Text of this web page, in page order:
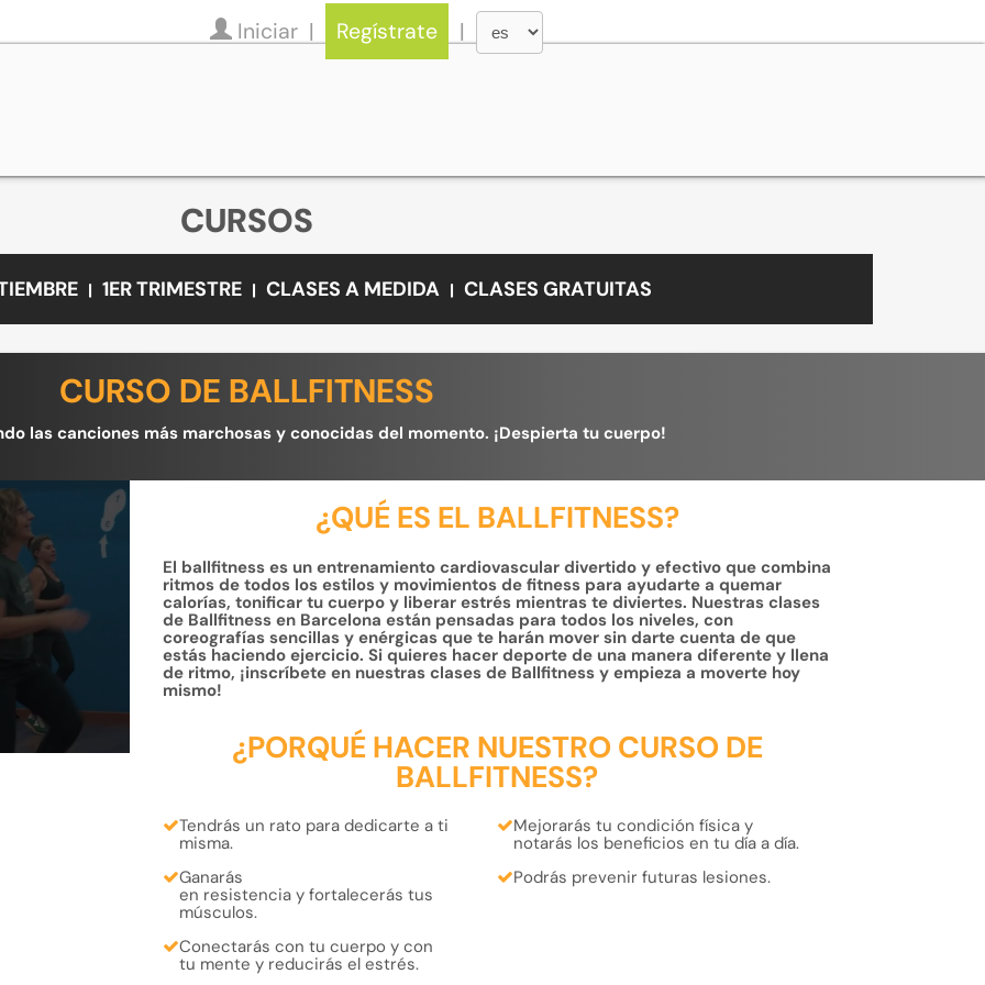
Iniciar Regístrate
CURSOS
1ER TRIMESTRE CLASES A MEDIDA CLASES GRATUITAS
CURSO DE BALLFITNESS
las canciones más marchosas y conocidas del momento. ¡Despierta tu cuerpo!
¿QUÉ ES EL BALLFITNESS?
El ballfitness es un entrenamiento cardiovascular divertido y efectivo que combina
ritmos de todos los estilos y movimientos de fitness para ayudarte a quemar
calorías, tonificar tu cuerpo y liberar estrés mientras te diviertes. Nuestras clases
de Ballfitness en Barcelona están pensadas para todos los niveles, con
coreografías sencillas y enérgicas que te harán mover sin darte cuenta de que
estás haciendo ejercicio. Si quieres hacer deporte de una manera diferente y llena
de ritmo, ¡inscríbete en nuestras clases de Ballfitness y empieza a moverte hoy
mismo!
¿PORQUÉ HACER NUESTRO CURSO DE
BALLFITNESS?
Tendrás un rato paradedicarte a ti
misma.
Mejorarás tu condición físicay
notarás los beneficiosen tu día a día.
Ganarás
en resistenciay fortalecerás tus
músculos.
Podrás prevenir futuras lesiones.
Conectarás con tu cuerpo y con
tu mente y reducirás el estrés.